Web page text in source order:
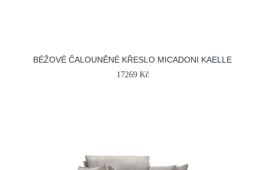
BÉŽOVÉ ČALOUNĚNÉ KŘESLO MICADONI KAELLE
17269 Kč